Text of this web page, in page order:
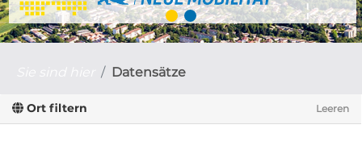
Datensätze
Ort filtern Leeren